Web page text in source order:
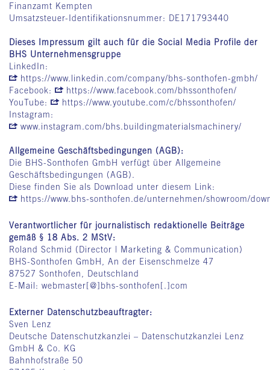
Finanzamt Kempten
Umsatzsteuer-Identifikationsnummer: DE171793440
Dieses Impressum gilt auch für die Social Media Profile der
BHS Unternehmensgruppe
LinkedIn:
https://www.linkedin.com/company/bhs-sonthofen-gmbh/
Facebook:
https://www.facebook.com/bhssonthofen/
YouTube:
https://www.youtube.com/c/bhssonthofen/
Instagram:
www.instagram.com/bhs.buildingmaterialsmachinery/
Allgemeine Geschäftsbedingungen (AGB):
Die BHS-Sonthofen GmbH verfügt über Allgemeine
Geschäftsbedingungen (AGB).
Diese finden Sie als Download unter diesem Link:
https://www.bhs-sonthofen.de/unternehmen/showroom/
Verantwortlicher für journalistisch redaktionelle Beiträge
gemäß § 18 Abs. 2 MStV:
Roland Schmid (Director | Marketing & Communication)
BHS-Sonthofen GmbH, An der Eisenschmelze 47
87527 Sonthofen, Deutschland
E-Mail: webmaster[@]bhs-sonthofen[.]com
Externer Datenschutzbeauftragter:
Sven Lenz
Deutsche Datenschutzkanzlei – Datenschutzkanzlei Lenz
GmbH & Co. KG
Bahnhofstraße 50